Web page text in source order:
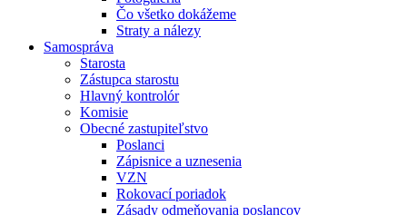
Čo všetko dokážeme
Straty a nálezy
Samospráva
Starosta
Zástupca starostu
Hlavný kontrolór
Komisie
Obecné zastupiteľstvo
Poslanci
Zápisnice a uznesenia
VZN
Rokovací poriadok
Zásady odmeňovania poslancov